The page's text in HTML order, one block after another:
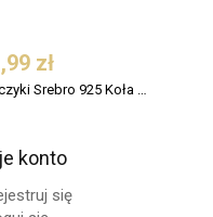
zł
Kolczyki Srebro 925 Koła Małe 12 mm
konto
się